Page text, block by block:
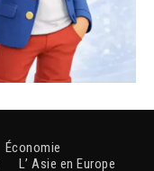
Économie
L’ Asie en Europe